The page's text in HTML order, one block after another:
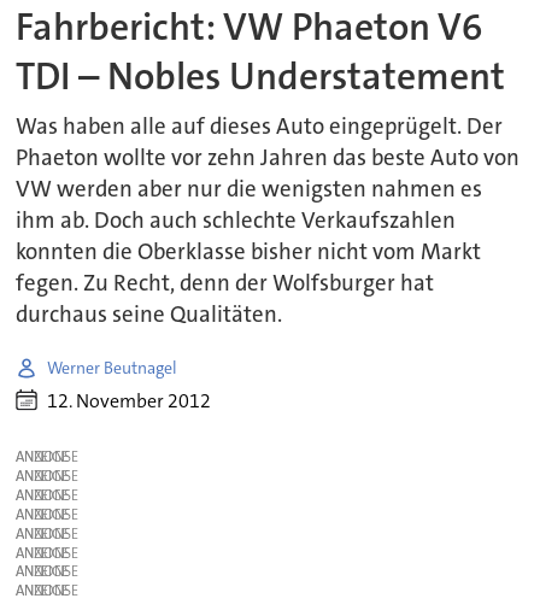
Fahrbericht: VW Phaeton V6
TDI – Nobles Understatement
Was haben alle auf dieses Auto eingeprügelt. Der
Phaeton wollte vor zehn Jahren das beste Auto von
VW werden aber nur die wenigsten nahmen es
ihm ab. Doch auch schlechte Verkaufszahlen
konnten die Oberklasse bisher nicht vom Markt
fegen. Zu Recht, denn der Wolfsburger hat
durchaus seine Qualitäten.
Werner Beutnagel
12. November 2012
ANZEIGE
ANZEIGE
ANZEIGE
ANZEIGE
ANZEIGE
ANZEIGE
ANZEIGE
ANZEIGE